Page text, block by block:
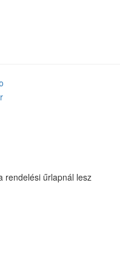
rendelési űrlapnál lesz